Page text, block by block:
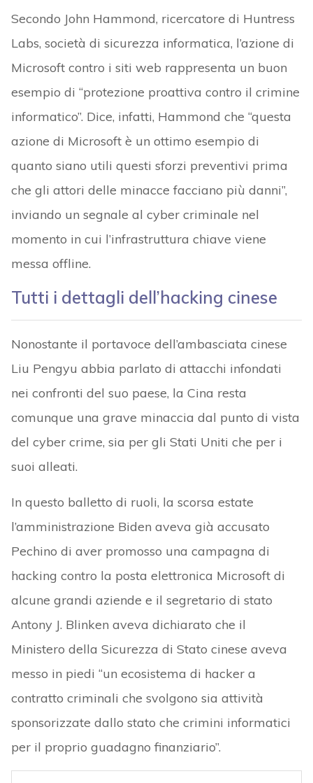
Secondo John Hammond, ricercatore di Huntress
Labs, società di sicurezza informatica, l’azione di
Microsoft contro i siti web rappresenta un buon
esempio di “protezione proattiva contro il crimine
informatico”. Dice, infatti, Hammond che “questa
azione di Microsoft è un ottimo esempio di
quanto siano utili questi sforzi preventivi prima
che gli attori delle minacce facciano più danni”,
inviando un segnale al cyber criminale nel
momento in cui l’infrastruttura chiave viene
messa offline.
Tutti i dettagli dell’hacking cinese
Nonostante il portavoce dell’ambasciata cinese
Liu Pengyu abbia parlato di attacchi infondati
nei confronti del suo paese, la Cina resta
comunque una grave minaccia dal punto di vista
del cyber crime, sia per gli Stati Uniti che per i
suoi alleati.
In questo balletto di ruoli, la scorsa estate
l’amministrazione Biden aveva già accusato
Pechino di aver promosso una campagna di
hacking contro la posta elettronica Microsoft di
alcune grandi aziende e il segretario di stato
Antony J. Blinken aveva dichiarato che il
Ministero della Sicurezza di Stato cinese aveva
messo in piedi “un ecosistema di hacker a
contratto criminali che svolgono sia attività
sponsorizzate dallo stato che crimini informatici
per il proprio guadagno finanziario”.